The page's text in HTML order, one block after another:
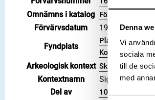
Denna
Vi
sociala
till de
med
Omnämns i katalog Förvärv: 16200
Förvärvsdatum
1919
Fyndplats
Plats: Sigsarve,
Kommun:
Arkeologisk kontext Skattfynd
Kontextnamn
Sigsarveskatten
Del av
106700_HST